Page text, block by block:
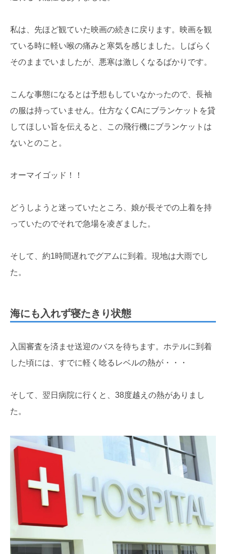
私は、先ほど観ていた映画の続きに戻ります。映画を観
ている時に軽い喉の痛みと寒気を感じました。しばらく
そのままでいましたが、悪寒は激しくなるばかりです。
こんな事態になるとは予想もしていなかったので、長袖
の服は持っていません。仕方なくCAにブランケットを貸
してほしい旨を伝えると、この飛行機にブランケットは
ないとのこと。
オーマイゴッド！！
どうしようと迷っていたところ、娘が長そでの上着を持
っていたのでそれで急場を凌ぎました。
そして、約1時間遅れでグアムに到着。現地は大雨でし
た。
海にも入れず寝たきり状態
入国審査を済ませ送迎のバスを待ちます。ホテルに到着
した頃には、すでに軽く唸るレベルの熱が・・・
そして、翌日病院に行くと、38度越えの熱がありまし
た。